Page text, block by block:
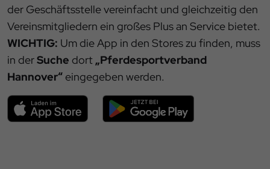
der Geschäftsstelle vereinfacht und gleichzeitig den
Vereinsmitgliedern ein großes Plus an Service bietet.
WICHTIG: Um die App in den Stores zu finden, muss
in derSuche dort „Pferdesportverband
Hannover“eingegeben werden.